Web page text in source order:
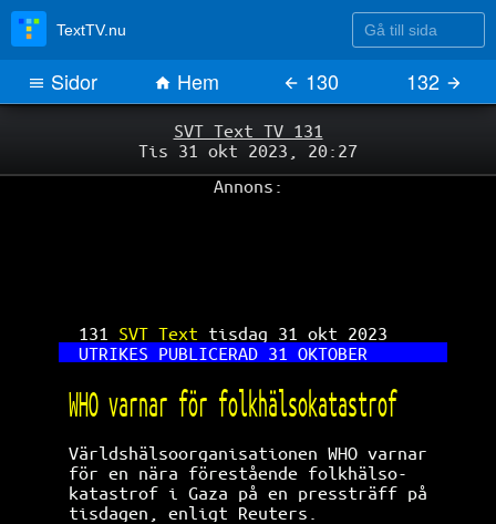
SVT Text TV 131
Tis 31 okt 2023, 20:27
Annons:
131 SVT Text tisdag 31 okt 2023
UTRIKES PUBLICERAD 31 OKTOBER
WHO varnar för folkhälsokatastrof
Världshälsoorganisationen WHO varnar
för en nära förestående folkhälso-
katastrof i Gaza på en pressträff på
tisdagen, enligt Reuters.
TextTV.nu Gå till sida
Sidor Hem 130 132